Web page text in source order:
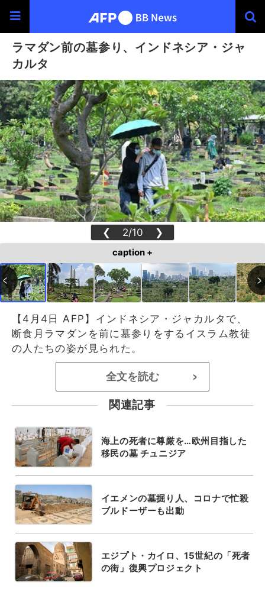
ラマダン前の墓参り、インドネシア・ジャ
カルタ
❮ 2/10 ❯
caption +
【4月4日 AFP】インドネシア・ジャカルタで、
断食月ラマダンを前に墓参りをするイスラム教徒
の人たちの姿が見られた。
全文を読む >
関連記事
海上の死者に尊厳を…欧州目指した
移民の墓 チュニジア
イエメンの墓掘り人、コロナで忙殺
ブルドーザーも出動
エジプト・カイロ、15世紀の「死者
の街」復興プロジェクト